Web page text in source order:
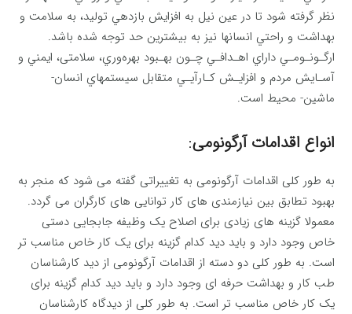
نظر گرفته شود تا در عين نيل به افزايش بازدهي توليد، به سلامت و
بهداشت و راحتي انسانها نيز به بيشترين حد توجه شده باشد.
ارگـونـومـي ‌داراي اهـدافـي چـون بهـبود بهره‌وري، سلامتی، ايمني و
آسـايش مردم و افزايـش كـارآيـي متقابل سيستمهاي انسان-
ماشين- محيط است.
انواع اقدامات آرگونومی:
به طور کلی اقدامات آرگونومی به تغییراتی گفته می شود که منجر به
بهبود تطابق بین نیازمندی های کار توانایی های کارگران می گردد.
معمولا گزینه های زیادی برای اصلاح یک وظیفه جابجایی دستی
خاص وجود دارد و باید دید کدام گزینه برای یک کار خاص مناسب تر
است. به طور کلی دو دسته از اقدامات آرگونومی از دید کارشناسان
طب کار و بهداشت حرفه ای وجود دارد و باید دید کدام گزینه برای
یک کار خاص مناسب تر است. به طور کلی از دیدگاه کارشناسان